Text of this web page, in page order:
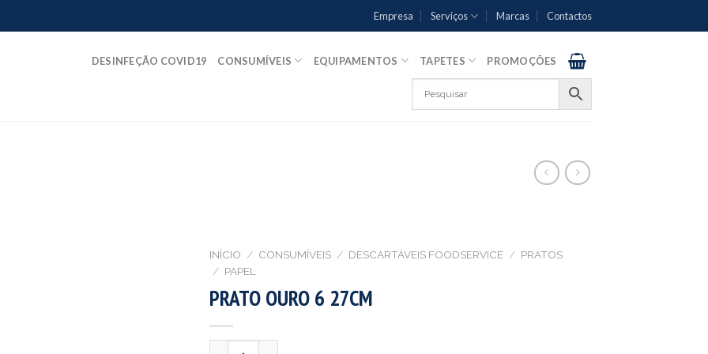
Empresa Serviços Marcas Contactos
DESINFEÇÃO COVID19 CONSUMÍVEIS EQUIPAMENTOS TAPETES PROMOÇÕES
INÍCIO / CONSUMÍVEIS / DESCARTÁVEIS FOODSERVICE / PRATOS
/ PAPEL
PRATO OURO 6 27CM